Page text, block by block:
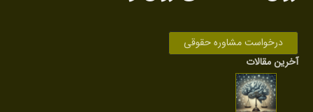
درخواست مشاوره حقوقی
آخرین مقالات